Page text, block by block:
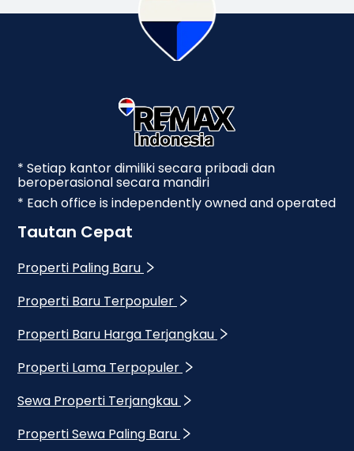
* Setiap kantor dimiliki secara pribadi dan
beroperasional secara mandiri
* Each office is independently owned and operated
Tautan Cepat
Properti Paling Baru
Properti Baru Terpopuler
Properti Baru Harga Terjangkau
Properti Lama Terpopuler
Sewa Properti Terjangkau
Properti Sewa Paling Baru